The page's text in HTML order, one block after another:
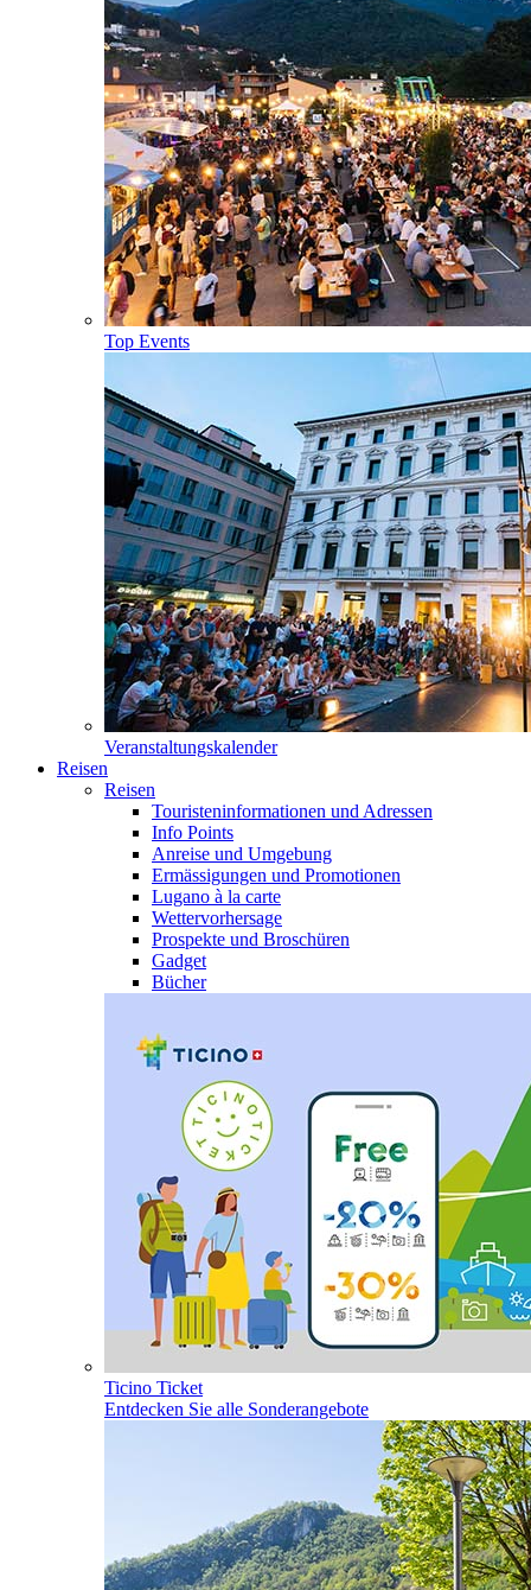
Top Events
Veranstaltungskalender
Reisen
Reisen
Touristeninformationen und Adressen
Info Points
Anreise und Umgebung
Ermässigungen und Promotionen
Lugano à la carte
Wettervorhersage
Prospekte und Broschüren
Gadget
Bücher
Ticino Ticket
Entdecken Sie alle Sonderangebote